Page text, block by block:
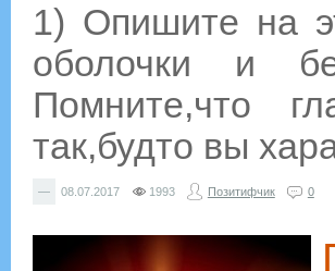
1) Опишите на
оболочки и
Помните,что
так,будто вы
— 08.07.2017 1993 Позитифчик 0